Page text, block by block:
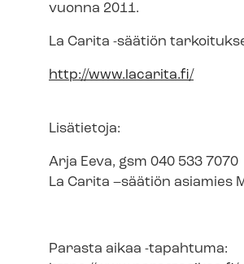
vuonna 2011.
La Carita -säätiön
http://www.lacarita.fi/
Lisätietoja:
Arja Eeva, gsm 040 533 7070
La Carita –säätiön asiamies
Parasta aikaa -tapahtuma: